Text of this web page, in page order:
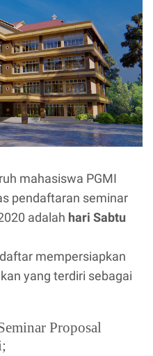
mahasiswa PGMI
pendaftaran seminar
adalah hari Sabtu
mempersiapkan
yang terdiri sebagai
Proposal